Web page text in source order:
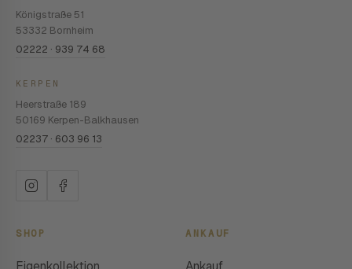
Königstraße 51
53332 Bornheim
02222 · 939 74 68
KERPEN
Heerstraße 189
50169 Kerpen-Balkhausen
02237 · 603 96 13
SHOP ANKAUF